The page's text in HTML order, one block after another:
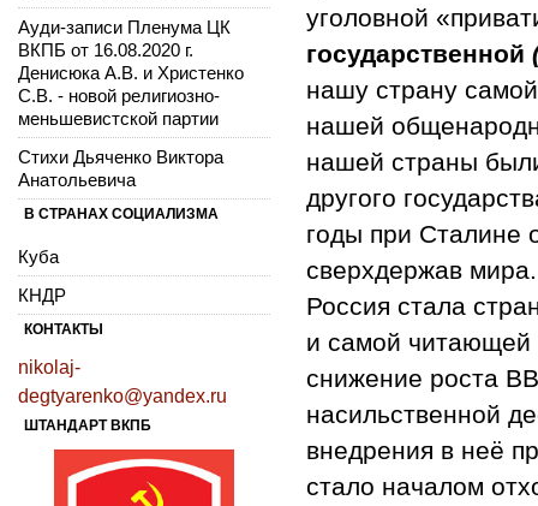
уголовной
государственной
нашу страну
нашей
нашей страны
другого
годы при Сталине
сверхдержав
Россия стала
и самой читающей
снижение роста
насильственной
внедрения в неё
стало началом
Ауди-записи Пленума ЦК
ВКПБ от 16.08.2020 г.
Денисюка А.В. и Христенко
С.В. - новой религиозно-
меньшевистской партии
Стихи Дьяченко Виктора
Анатольевича
В СТРАНАХ СОЦИАЛИЗМА
Куба
КНДР
КОНТАКТЫ
nikolaj-
degtyarenko@yandex.ru
ШТАНДАРТ ВКПБ